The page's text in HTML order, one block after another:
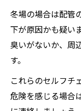
冬場の場合は配管
下が原因かも疑い
臭いがないか、周
す。
これらのセルフチ
危険を感じる場合